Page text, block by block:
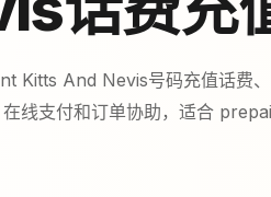
Kitts And Nevis号码充值话费
线支付和订单协助，适合